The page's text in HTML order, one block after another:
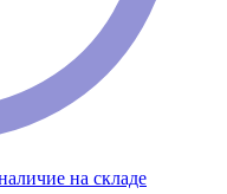
на складе